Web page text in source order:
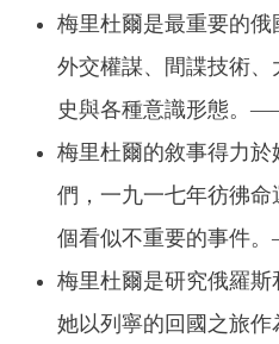
梅里杜爾是最重要的
外交權謀、間諜技術
史與各種意識形態。
梅里杜爾的敘事得力
們，一九一七年彷彿
個看似不重要的事件
梅里杜爾是研究俄羅
她以列寧的回國之旅